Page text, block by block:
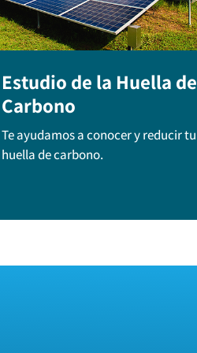
Estudio de la Huella de
Carbono
Te ayudamos a conocer y reducir tu
huella de carbono.